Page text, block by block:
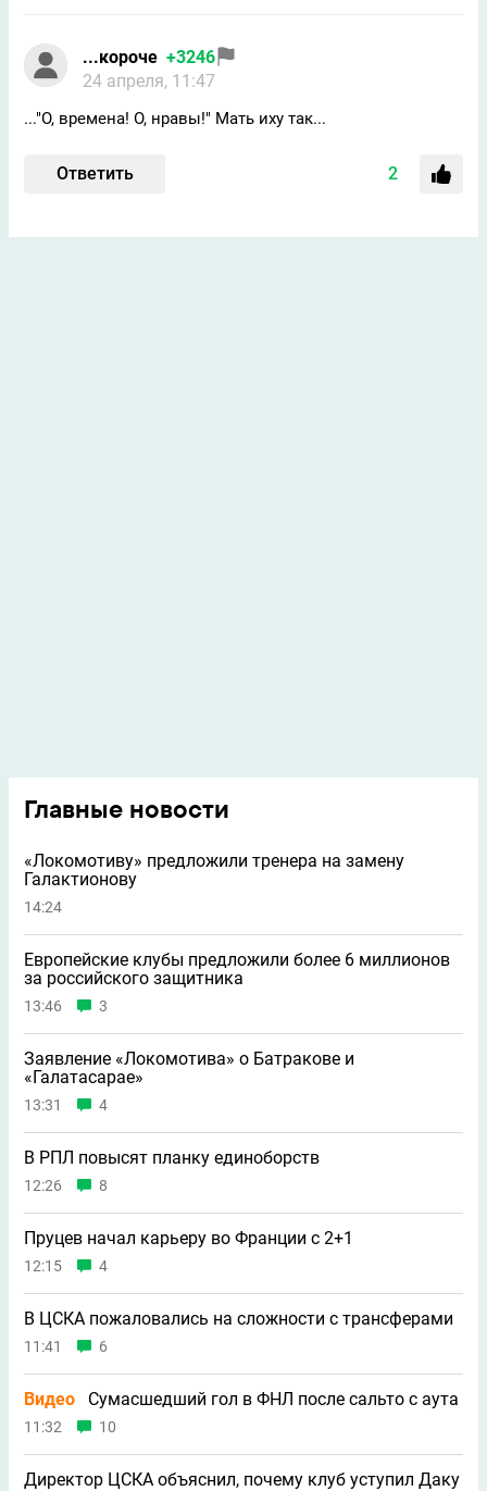
...короче +3246
24 апреля, 11:47
..."О, времена! О, нравы!" Мать иху так...
Ответить 2
Главные новости
«Локомотиву» предложили тренера на замену
Галактионову
14:24
Европейские клубы предложили более 6 миллионов
за российского защитника
13:46 3
Заявление «Локомотива» о Батракове и
«Галатасарае»
13:31 4
В РПЛ повысят планку единоборств
12:26 8
Пруцев начал карьеру во Франции с 2+1
12:15 4
В ЦСКА пожаловались на сложности с трансферами
11:41 6
Видео Сумасшедший гол в ФНЛ после сальто с аута
11:32 10
Директор ЦСКА объяснил, почему клуб уступил Даку